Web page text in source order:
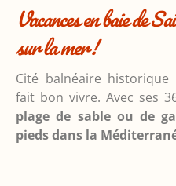
Vacances en baie de
sur la mer !
Cité balnéaire
fait bon vivre. Avec ses
plage de sable ou de
pieds dans la